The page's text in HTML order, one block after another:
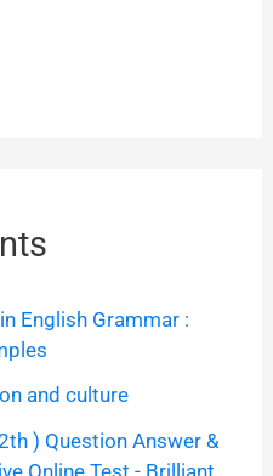
English Grammar :
and culture
) Question Answer &